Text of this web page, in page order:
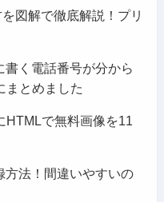
図解で徹底解説！プリ
く電話番号が分から
まとめました
HTMLで無料画像を11
方法！間違いやすいの